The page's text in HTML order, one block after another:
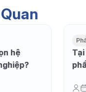
hệ